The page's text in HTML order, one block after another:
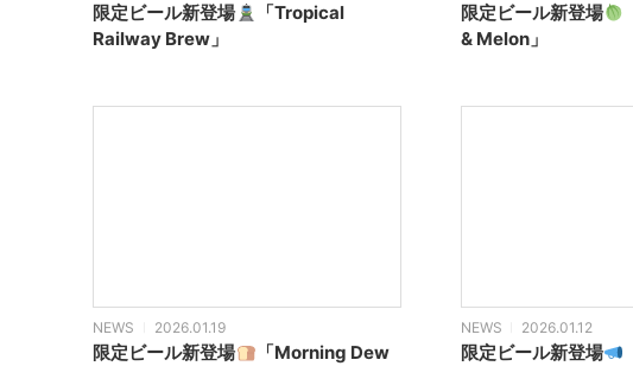
限定ビール新登場
「Tropical
Railway Brew」
限定ビール新登場
& Melon」
NEWS 2026.01.19
限定ビール新登場
「Morning Dew
NEWS 2026.01.12
限定ビール新登場